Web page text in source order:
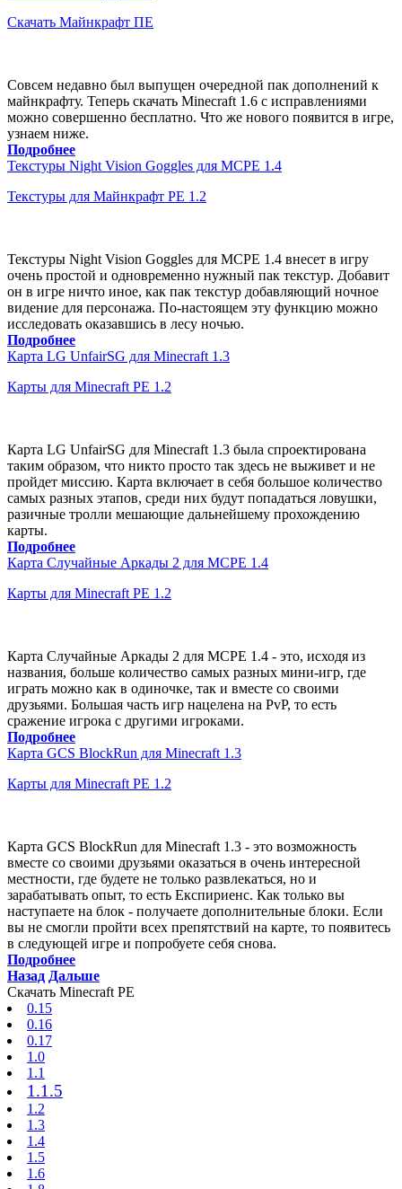
Скачать Майнкрафт ПЕ
Совсем недавно был выпущен очередной пак дополнений к
майнкрафту. Теперь скачать Minecraft 1.6 с исправлениями
можно совершенно бесплатно. Что же нового появится в игре,
узнаем ниже.
Подробнее
Текстуры Night Vision Goggles для MCPE 1.4
Текстуры для Майнкрафт PE 1.2
Текстуры Night Vision Goggles для MCPE 1.4 внесет в игру
очень простой и одновременно нужный пак текстур. Добавит
он в игре ничто иное, как пак текстур добавляющий ночное
видение для персонажа. По-настоящем эту функцию можно
исследовать оказавшись в лесу ночью.
Подробнее
Карта LG UnfairSG для Minecraft 1.3
Карты для Minecraft PE 1.2
Карта LG UnfairSG для Minecraft 1.3 была спроектирована
таким образом, что никто просто так здесь не выживет и не
пройдет миссию. Карта включает в себя большое количество
самых разных этапов, среди них будут попадаться ловушки,
разичные тролли мешающие дальнейшему прохождению
карты.
Подробнее
Карта Случайные Аркады 2 для MCPE 1.4
Карты для Minecraft PE 1.2
Карта Случайные Аркады 2 для MCPE 1.4 - это, исходя из
названия, больше количество самых разных мини-игр, где
играть можно как в одиночке, так и вместе со своими
друзьями. Большая часть игр нацелена на PvP, то есть
сражение игрока с другими игроками.
Подробнее
Карта GCS BlockRun для Minecraft 1.3
Карты для Minecraft PE 1.2
Карта GCS BlockRun для Minecraft 1.3 - это возможность
вместе со своими друзьями оказаться в очень интересной
местности, где будете не только развлекаться, но и
зарабатывать опыт, то есть Експириенс. Как только вы
наступаете на блок - получаете дополнительные блоки. Если
вы не смогли пройти всех препятствий на карте, то появитесь
в следующей игре и попробуете себя снова.
Подробнее
Назад Дальше
Скачать Minecraft PE
0.15
0.16
0.17
1.0
1.1
1.1.5
1.2
1.3
1.4
1.5
1.6